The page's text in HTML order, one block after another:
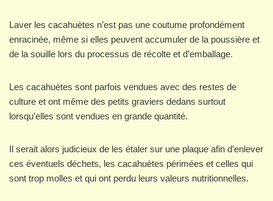
Laver les cacahuètes n’est pas une coutume profondément
enracinée, même si elles peuvent accumuler de la poussière et
de la souille lors du processus de récolte et d’emballage.
Les cacahuètes sont parfois vendues avec des restes de
culture et ont même des petits graviers dedans surtout
lorsqu’elles sont vendues en grande quantité.
Il serait alors judicieux de les étaler sur une plaque afin d’enlever
ces éventuels déchets, les cacahuètes périmées et celles qui
sont trop molles et qui ont perdu leurs valeurs nutritionnelles.